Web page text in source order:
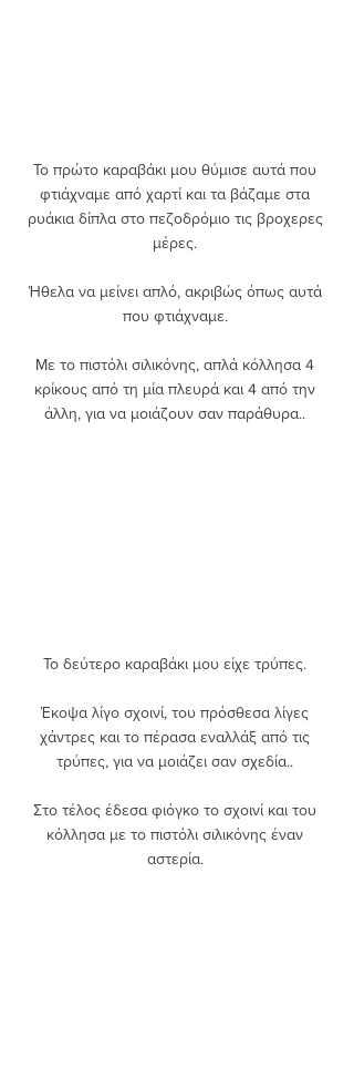
Το πρώτο καραβάκι μου θύμισε αυτά που
φτιάχναμε από χαρτί και τα βάζαμε στα
ρυάκια δίπλα στο πεζοδρόμιο τις βροχερες
μέρες.
Ήθελα να μείνει απλό, ακριβώς όπως αυτά
που φτιάχναμε.
Με το πιστόλι σιλικόνης, απλά κόλλησα 4
κρίκους από τη μία πλευρά και 4 από την
άλλη, για να μοιάζουν σαν παράθυρα..
Το δεύτερο καραβάκι μου είχε τρύπες.
Έκοψα λίγο σχοινί, του πρόσθεσα λίγες
χάντρες και το πέρασα εναλλάξ από τις
τρύπες, για να μοιάζει σαν σχεδία..
Στο τέλος έδεσα φιόγκο το σχοινί και του
κόλλησα με το πιστόλι σιλικόνης έναν
αστερία.